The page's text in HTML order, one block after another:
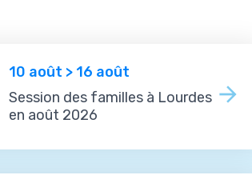
10 août > 16 août
Session des familles à Lourdes
en août 2026